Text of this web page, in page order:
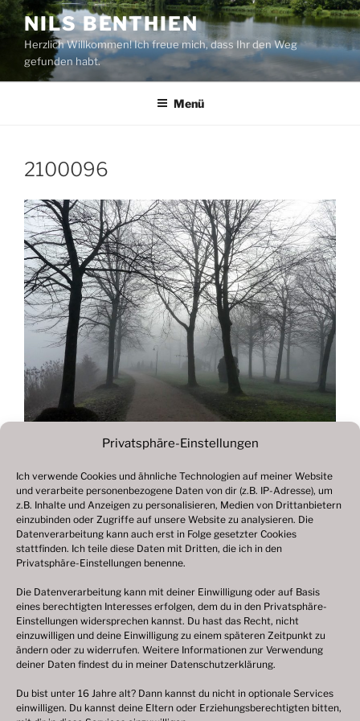
Privatsphäre-Einstellungen
Ich verwende Cookies und ähnliche Technologien auf meiner Website
und verarbeite personenbezogene Daten von dir (z.B. IP-Adresse), um
z.B. Inhalte und Anzeigen zu personalisieren, Medien von Drittanbietern
einzubinden oder Zugriffe auf unsere Website zu analysieren. Die
Datenverarbeitung kann auch erst in Folge gesetzter Cookies
stattfinden. Ich teile diese Daten mit Dritten, die ich in den
Privatsphäre-Einstellungen benenne.
Die Datenverarbeitung kann mit deiner Einwilligung oder auf Basis
eines berechtigten Interesses erfolgen, dem du in den Privatsphäre-
Einstellungen widersprechen kannst. Du hast das Recht, nicht
einzuwilligen und deine Einwilligung zu einem späteren Zeitpunkt zu
ändern oder zu widerrufen. Weitere Informationen zur Verwendung
deiner Daten findest du in meiner Datenschutzerklärung.
Du bist unter 16 Jahre alt? Dann kannst du nicht in optionale Services
einwilligen. Du kannst deine Eltern oder Erziehungsberechtigten bitten,
Zum
Inhalt
springen
NILS BENTHIEN
Herzlich Willkommen! Ich freue mich, dass Ihr den Weg
gefunden habt.
Menü
2100096
Beitragsnavigation
Vorheriger
Beitrag
Fotogalerie 2021
© 2003 – 2025 nilsbenthien.de,Datenschutzerklärung
|Cookie-Richtlinie EU|Impressum